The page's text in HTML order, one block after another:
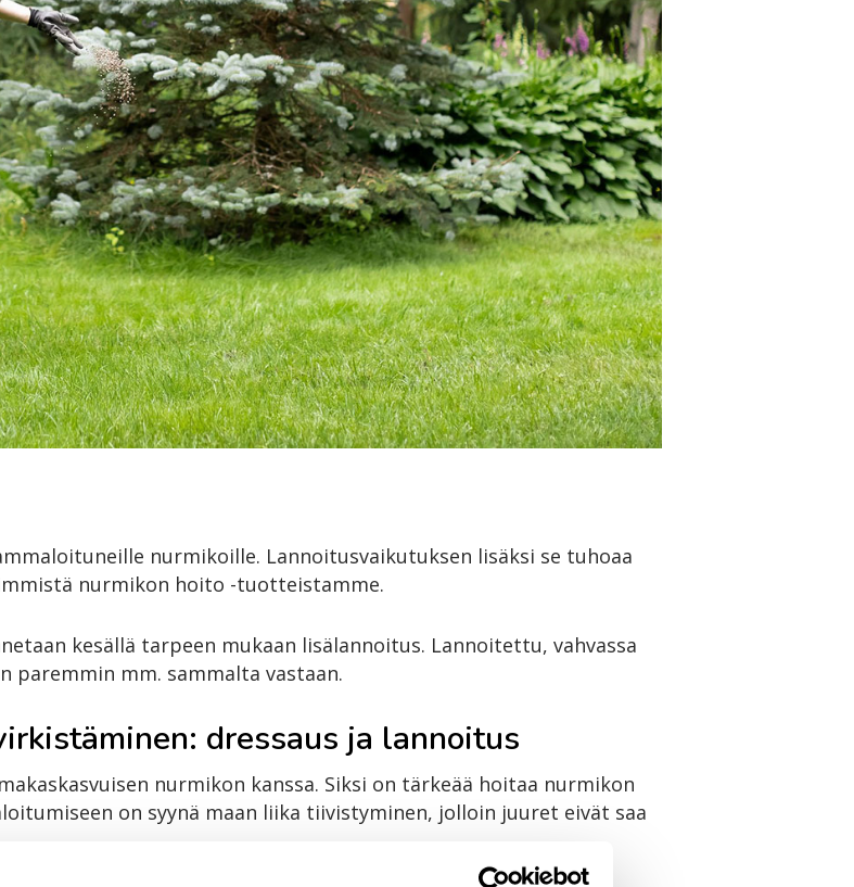
nurmikoille. Lannoitusvaikutuksen lisäksi se tuhoaa
nurmikon hoito -tuotteistamme.
kesällä tarpeen mukaan lisälannoitus. Lannoitettu, vahvassa
paremmin mm. sammalta vastaan.
dressaus ja lannoitus
nurmikon kanssa. Siksi on tärkeää hoitaa nurmikon
on syynä maan liika tiivistyminen, jolloin juuret eivät saa